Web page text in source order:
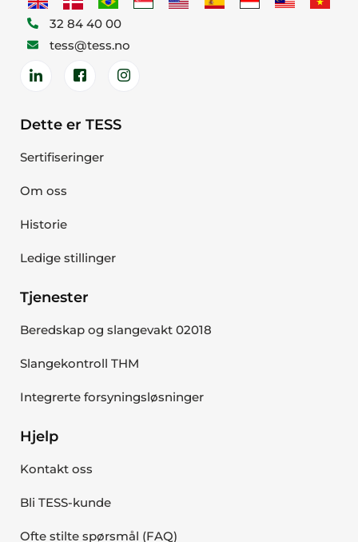
32 84 40 00
tess@tess.no
Dette er TESS
Sertifiseringer
Om oss
Historie
Ledige stillinger
Tjenester
Beredskap og slangevakt 02018
Slangekontroll THM
Integrerte forsyningsløsninger
Hjelp
Kontakt oss
Bli TESS-kunde
Ofte stilte spørsmål (FAQ)